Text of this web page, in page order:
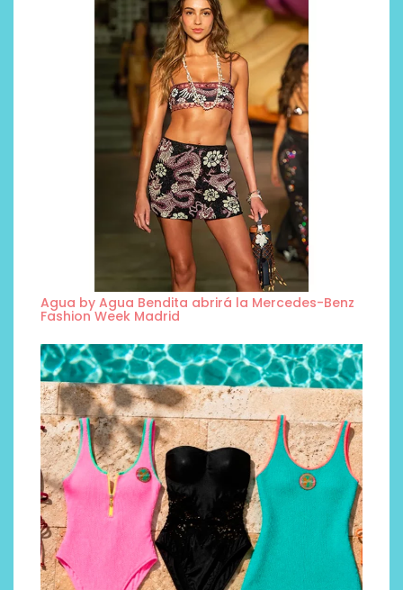
Agua by Agua Bendita abrirá la Mercedes-Benz
Fashion Week Madrid